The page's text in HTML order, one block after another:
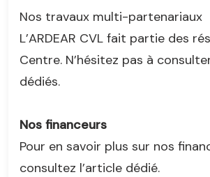
Nos travaux multi-partenariaux
L’ARDEAR CVL fait partie des
Centre. N’hésitez pas à
dédiés.
Nos financeurs
Pour en savoir plus sur nos
consultez l’article dédié.